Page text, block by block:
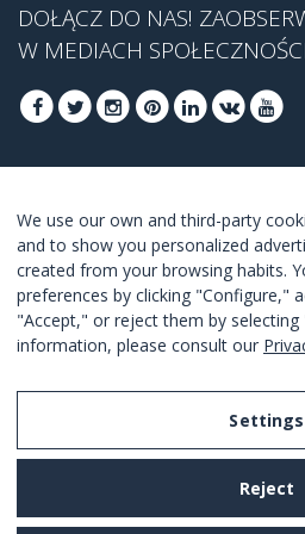
DOŁĄCZ DO NAS!
W MEDIACH
OFERTĘ
Akceptujęwarunki korzystania
We use our own and third-party
and to show you personalized
created from your browsing habits.
preferences by clicking "Configure,"
"Accept," or reject them by
information, please consult our
Settings
Reject
Legal
Privacy and